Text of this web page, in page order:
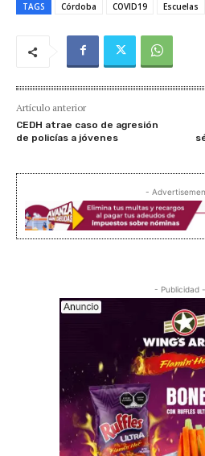
TAGS Córdoba COVID19 Escuelas
Artículo anterior
CEDH atrae caso de agresión
de policías a jóvenes
-
- Publicidad -